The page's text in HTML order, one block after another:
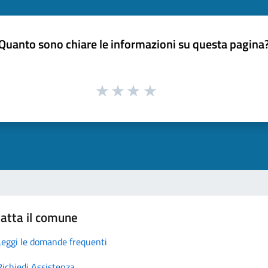
sono chiare le informazioni su questa
il comune
le domande frequenti